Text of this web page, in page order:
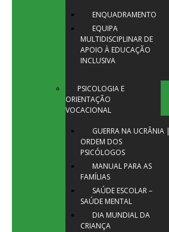
ENQUADRAMENTO
EQUIPA
MULTIDISCIPLINAR DE
APOIO À EDUCAÇÃO
INCLUSIVA
PSICOLOGIA E
ORIENTAÇÃO
VOCACIONAL
GUERRA NA UCRÂNIA |
ORDEM DOS
PSICÓLOGOS
MANUAL PARA AS
FAMÍLIAS
SAÚDE ESCOLAR –
SAÚDE MENTAL
DIA MUNDIAL DA
CRIANÇA